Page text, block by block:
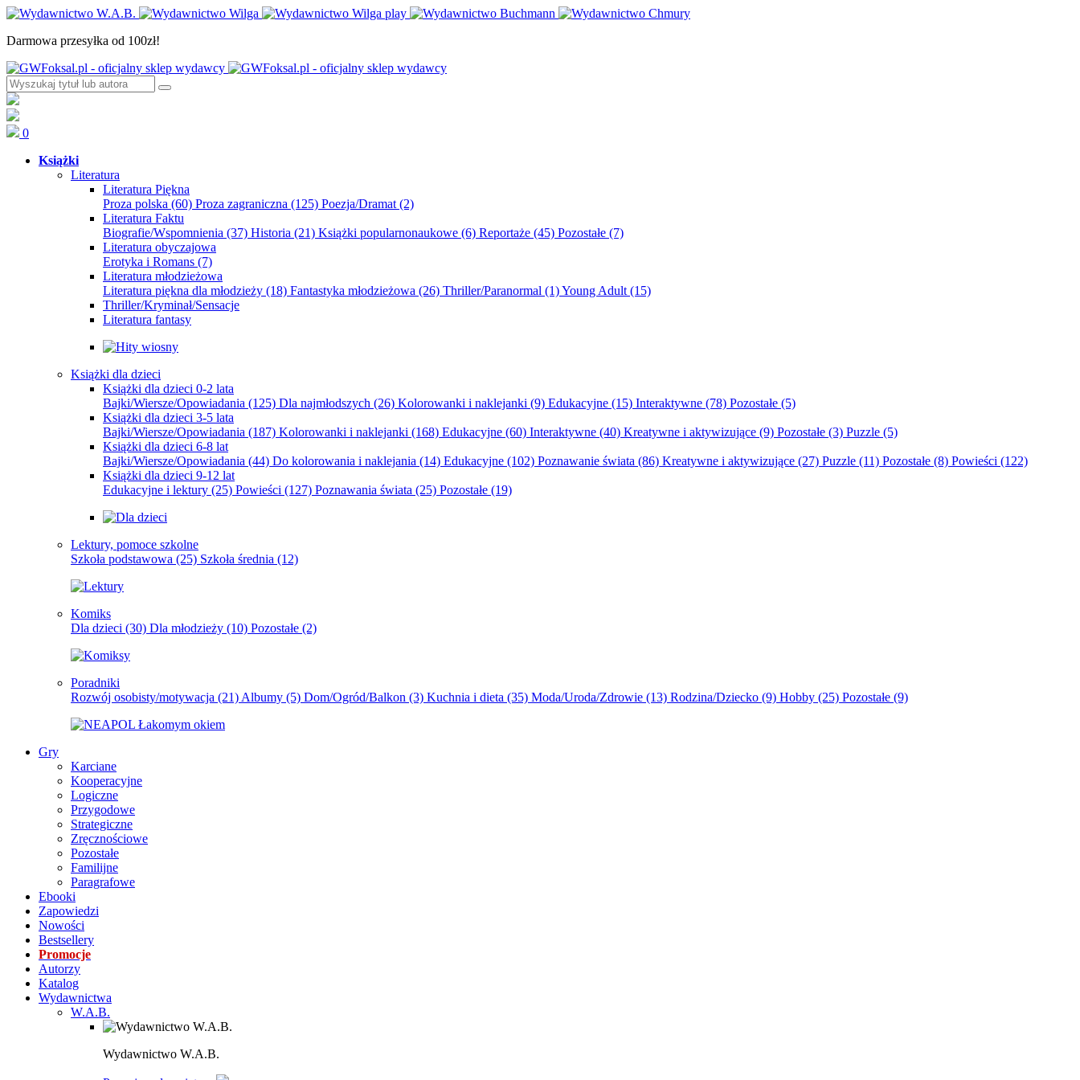
Darmowa przesyłka od 100zł!
0
Książki
Literatura
Literatura Piękna
Proza polska (60) Proza zagraniczna (125) Poezja/Dramat (2)
Literatura Faktu
Biografie/Wspomnienia (37) Historia (21) Książki popularnonaukowe (6) Reportaże (45) Pozostałe (7)
Literatura obyczajowa
Erotyka i Romans (7)
Literatura młodzieżowa
Literatura piękna dla młodzieży (18) Fantastyka młodzieżowa (26) Thriller/Paranormal (1)Young Adult (15)
Thriller/Kryminał/Sensacje
Literatura fantasy
Książki dla dzieci
Książki dla dzieci 0-2 lata
Bajki/Wiersze/Opowiadania (125) Dla najmłodszych (26) Kolorowanki i naklejanki (9) Edukacyjne (15) Interaktywne (78) Pozostałe (5)
Książki dla dzieci 3-5 lata
Bajki/Wiersze/Opowiadania (187) Kolorowanki i naklejanki (168) Edukacyjne (60) Interaktywne (40) Kreatywne i aktywizujące (9) Pozostałe (3) Puzzle (5)
Książki dla dzieci 6-8 lat
Bajki/Wiersze/Opowiadania (44) Do kolorowania i naklejania (14) Edukacyjne (102) Poznawanie świata (86) Kreatywne i aktywizujące (27) Puzzle (11) Pozostałe (8) Powieści (122)
Książki dla dzieci 9-12 lat
Edukacyjne i lektury (25) Powieści (127) Poznawania świata (25) Pozostałe (19)
Lektury, pomoce szkolne
Szkoła podstawowa (25) Szkoła średnia (12)
Komiks
Dla dzieci (30) Dla młodzieży (10) Pozostałe (2)
Poradniki
Rozwój osobisty/motywacja (21) Albumy (5) Dom/Ogród/Balkon (3) Kuchnia i dieta (35) Moda/Uroda/Zdrowie (13) Rodzina/Dziecko (9) Hobby (25) Pozostałe (9)
Gry
Karciane
Kooperacyjne
Logiczne
Przygodowe
Strategiczne
Zręcznościowe
Pozostałe
Familijne
Paragrafowe
Ebooki
Zapowiedzi
Nowości
Bestsellery
Promocje
Autorzy
Katalog
Wydawnictwa
W.A.B.
Wydawnictwo W.A.B.